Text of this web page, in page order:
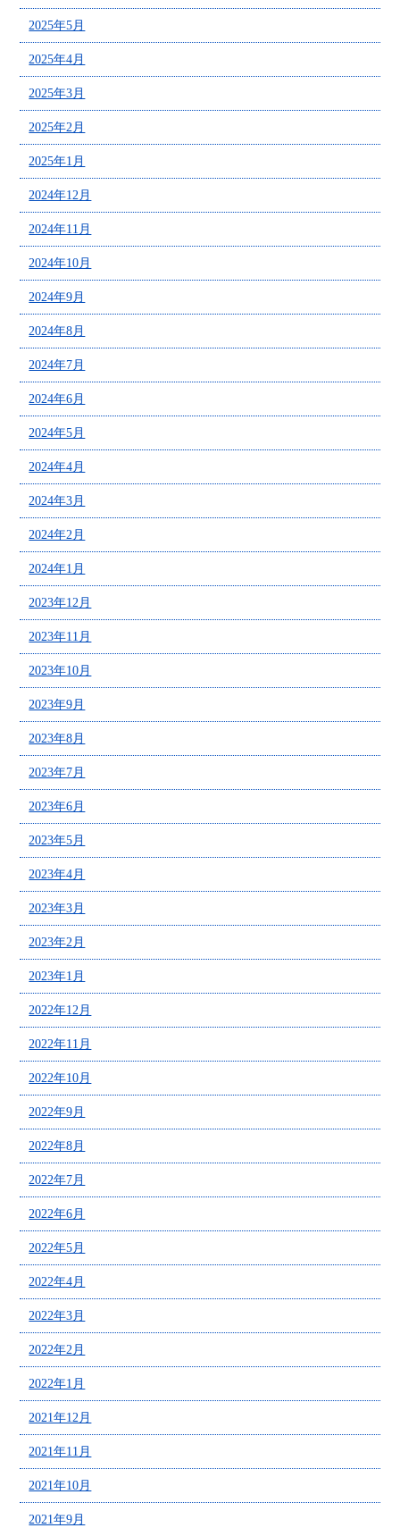
2025年5月
2025年4月
2025年3月
2025年2月
2025年1月
2024年12月
2024年11月
2024年10月
2024年9月
2024年8月
2024年7月
2024年6月
2024年5月
2024年4月
2024年3月
2024年2月
2024年1月
2023年12月
2023年11月
2023年10月
2023年9月
2023年8月
2023年7月
2023年6月
2023年5月
2023年4月
2023年3月
2023年2月
2023年1月
2022年12月
2022年11月
2022年10月
2022年9月
2022年8月
2022年7月
2022年6月
2022年5月
2022年4月
2022年3月
2022年2月
2022年1月
2021年12月
2021年11月
2021年10月
2021年9月